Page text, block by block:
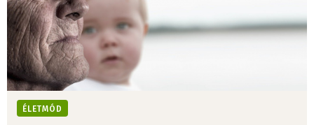
ÉLETMÓD